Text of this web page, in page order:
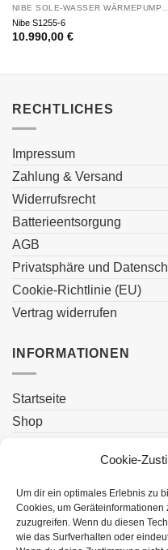
Cookie-
Um dir ein optimales Erlebnis zu
Cookies, um
zuzugreifen. Wenn du diesen
wie das Surfverhalten oder
Nibe S1255-6
10.990,00 €
RECHTLICHES
Impressum
Zahlung & Versand
Widerrufsrecht
Batterieentsorgung
AGB
Privatsphäre und
Cookie-Richtlinie (EU)
Vertrag widerrufen
INFORMATIONEN
Startseite
Shop